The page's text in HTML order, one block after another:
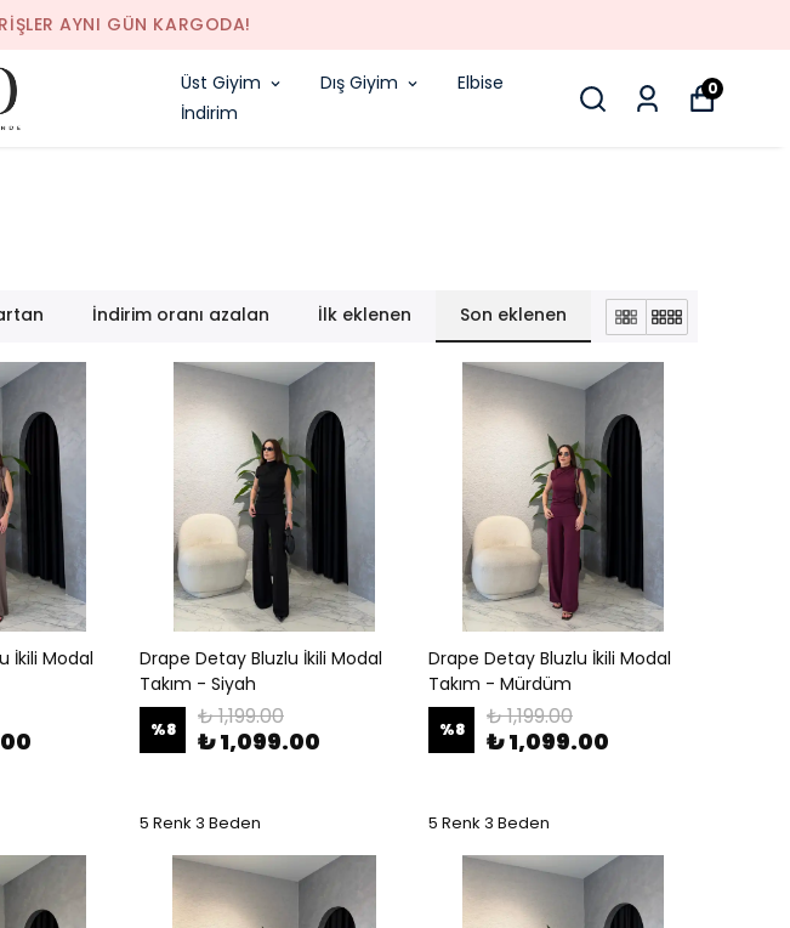
AYNI GÜN KARGODA!
Üst Giyim Dış Giyim
Elbise
İndirim
0
İndirim oranı azalan İlk eklenen Son eklenen
İkili Modal
Drape Detay Bluzlu İkili Modal
Takım - Siyah
%8 ₺ 1,199.00
₺ 1,099.00
5 Renk 3 Beden
Drape Detay Bluzlu İkili Modal
Takım - Mürdüm
%8 ₺ 1,199.00
₺ 1,099.00
5 Renk 3 Beden